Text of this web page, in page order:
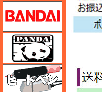
バンダイ
ヒートペン（